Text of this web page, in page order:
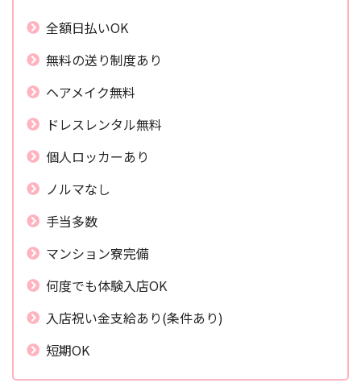
全額日払いOK
無料の送り制度あり
ヘアメイク無料
ドレスレンタル無料
個人ロッカーあり
ノルマなし
手当多数
マンション寮完備
何度でも体験入店OK
入店祝い金支給あり(条件あり)
短期OK